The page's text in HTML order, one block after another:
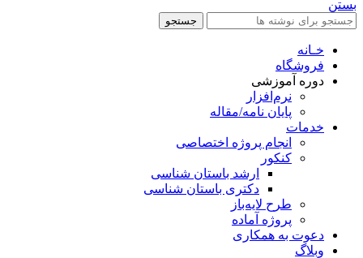
بستن
جستجو
خـانه
فروشگاه
دوره آموزشی
نرم‌افزار
پایان نامه/مقاله
خدمات
انجام پروژه اختصاصی
کنکور
ارشد باستان شناسی
دکتری باستان شناسی
طرح لایه‌باز
پروژه آماده
دعوت به همکاری
وبلاگ